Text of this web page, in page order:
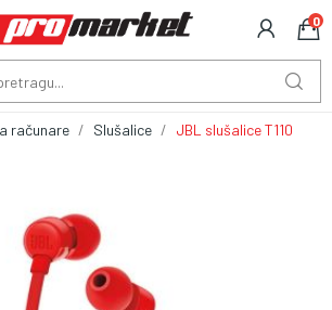
0
računare Slušalice
JBL slušalice T110